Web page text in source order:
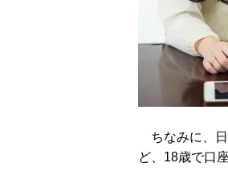
ちなみに、日
ど、18歳で口